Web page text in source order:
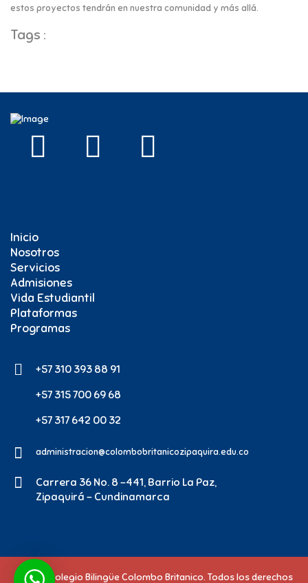
estos proyectos tendrán en nuestra comunidad y más allá.
Tags :
Inicio
Nosotros
Servicios
Admisiones
Vida Estudiantil
Plataformas
Programas
+57 310 393 88 91
+57 315 700 69 68
+57 317 642 00 32
administracion@colombobritanicozipaquira.edu.co
Carrera 36 No. 8 -441, Barrio La Paz,
Zipaquirá - Cundinamarca
© 2026 Colegio Bilingüe Colombo Britanico. Todos los derechos